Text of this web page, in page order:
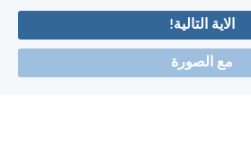
الاية التالية!
مع الصورة